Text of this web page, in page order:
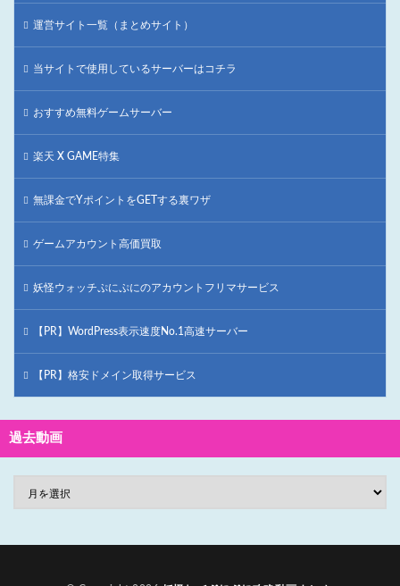
運営サイト一覧（まとめサイト）
当サイトで使用しているサーバーはコチラ
おすすめ無料ゲームサーバー
楽天 X GAME特集
無課金でYポイントをGETする裏ワザ
ゲームアカウント高価買取
妖怪ウォッチぷにぷにのアカウントフリマサービス
【PR】WordPress表示速度No.1高速サーバー
【PR】格安ドメイン取得サービス
過去動画